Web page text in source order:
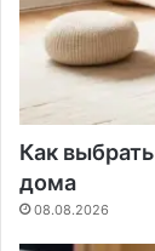
Как
дома
08.08.2026